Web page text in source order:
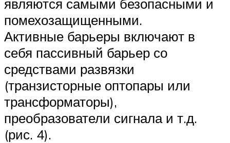
являются самыми безопасными и
помехозащищенными.
Активные барьеры включают в
себя пассивный барьер со
средствами развязки
(транзисторные оптопары или
трансформаторы),
преобразователи сигнала и т.д.
(рис. 4).